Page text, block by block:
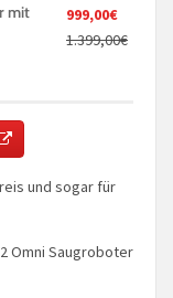
999,00€
1.399,00€
mit
und sogar für
Omni Saugroboter